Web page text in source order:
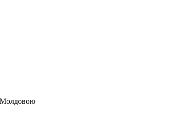
Молдовою